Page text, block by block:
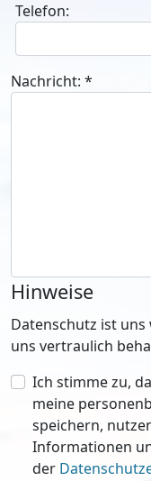
Telefon:
Nachricht: *
Hinweise
Datenschutz ist
uns vertraulich
Ich stimme zu,
meine
speichern, nutzen und verarbeiten darf. Weitere
Informationen
der